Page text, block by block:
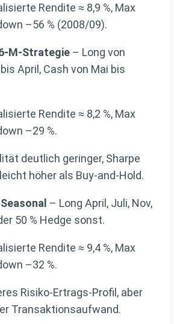
Rendite ≈ 8,9 %, Max
–56 % (2008/09).
M-Strategie – Long von
April, Cash von Mai bis
Rendite ≈ 8,2 %, Max
–29 %.
deutlich geringer, Sharpe
höher als Buy-and-Hold.
– Long April, Juli, Nov,
50 % Hedge sonst.
Rendite ≈ 9,4 %, Max
–32 %.
Risiko-Ertrags-Profil, aber
Transaktionsaufwand.